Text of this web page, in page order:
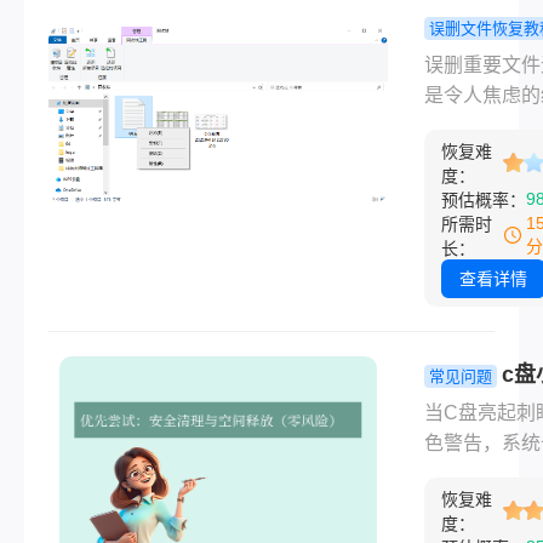
为你的笔记
最适合的“记
库”。那么笔
脑机械硬盘
硬盘有什么
呢？本文将
维度对比两
别，帮助用
需求做出合
择。
误删文件恢复教
何恢复电脑
的文件？常
误删重要文
是令人焦虑
档、珍贵照
项目资料，
要惊慌！只
及时得当，
功率通常很
是我总结的
复方法，从
专业逐步说
恢复难
度：
预估概率：
所需时
长：
查看详情
常见问题 c盘
如何扩大？
慌！手把手
间!
当C盘亮起刺
色警告，系
而至，那种
我深有体会
恢复难
度：